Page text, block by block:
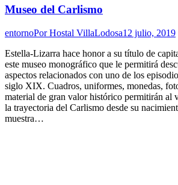
Museo del Carlismo
entornoPorHostal VillaLodosa12 julio, 2019
Estella-Lizarra hace honor a su título de
este museo monográfico que le permitirá
aspectos relacionados con uno de los
siglo XIX. Cuadros, uniformes, monedas,
material de gran valor histórico permitirán al
la trayectoria del Carlismo desde su
muestra…